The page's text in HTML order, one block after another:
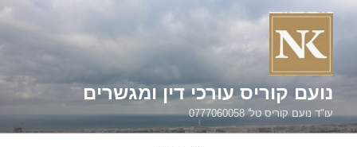
דילוג
נועם קוריס עורכי דין ומגשרים
עו"ד נועם קוריס טל' 0777060058